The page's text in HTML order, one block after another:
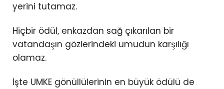
yerini tutamaz.
Hiçbir ödül, enkazdan sağ çıkarılan bir
vatandaşın gözlerindeki umudun karşılığı
olamaz.
İşte UMKE gönüllülerinin en büyük ödülü de